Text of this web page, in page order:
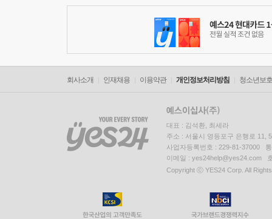
회사소개 인재채용 이용약관 개인정보처리방침 청소년보
대표 : 김석환, 최세라
주소 : 서울시 영등포구 은행로 11,
사업자등록번호 : 229-81-37000
이메일 : yes24help@yes24.com
Copyright ⓒ YES24 Corp. All